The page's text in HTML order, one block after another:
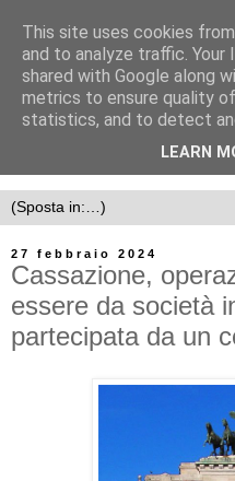
27 febbraio 2024
Cassazione,
essere da società
partecipata da un
This site uses cookies
and to analyze traffic. Your
shared with Google along
metrics to ensure quality
statistics, and to detect
LEARN